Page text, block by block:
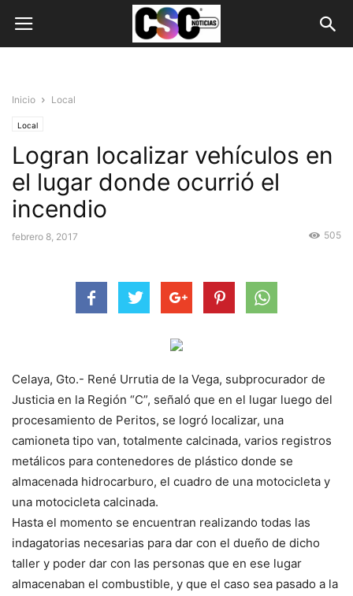
Inicio Local
Local
Logran localizar vehículos en
el lugar donde ocurrió el
incendio
febrero 8, 2017 505
Celaya, Gto.- René Urrutia de la Vega, subprocurador de
Justicia en la Región “C”, señaló que en el lugar luego del
procesamiento de Peritos, se logró localizar, una
camioneta tipo van, totalmente calcinada, varios registros
metálicos para contenedores de plástico donde se
almacenada hidrocarburo, el cuadro de una motocicleta y
una motocicleta calcinada.
Hasta el momento se encuentran realizando todas las
indagatorias necesarias para dar con el dueño de dicho
taller y poder dar con las personas que en ese lugar
almacenaban el combustible, y que el caso sea pasado a la